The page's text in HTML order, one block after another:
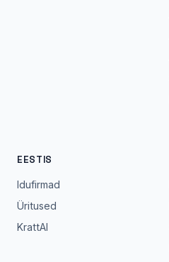
EESTIS
Idufirmad
Üritused
KrattAI